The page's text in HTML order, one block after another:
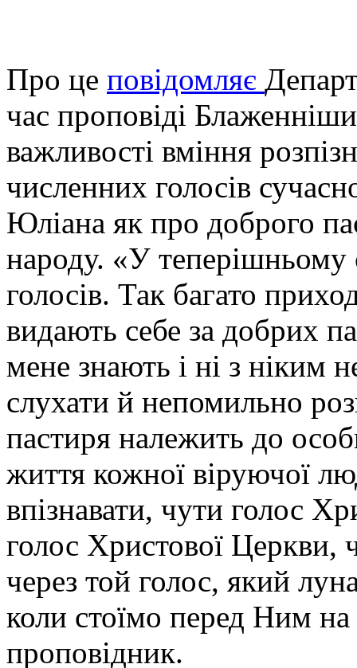
Про це повідомляє
час проповіді
важливості вміння
численних голосів
Юліана як про доброго
народу. «У теперішньому
голосів. Так багато
видають себе за добрих
мене знають і ні з ніким
слухати й непомильно
пастиря належить до
життя кожної віруючої
впізнавати, чути голос
голос Христової Церкви,
через той голос, який
коли стоїмо перед Ним
проповідник.